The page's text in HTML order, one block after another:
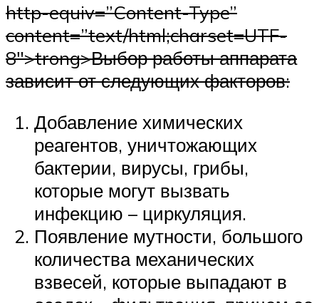
http-equiv=”Content-Type”
content=”text/html;charset=UTF-
8″>trong>Выбор работы аппарата
зависит от следующих факторов:
Добавление химических
реагентов, уничтожающих
бактерии, вирусы, грибы,
которые могут вызвать
инфекцию – циркуляция.
Появление мутности, большого
количества механических
взвесей, которые выпадают в